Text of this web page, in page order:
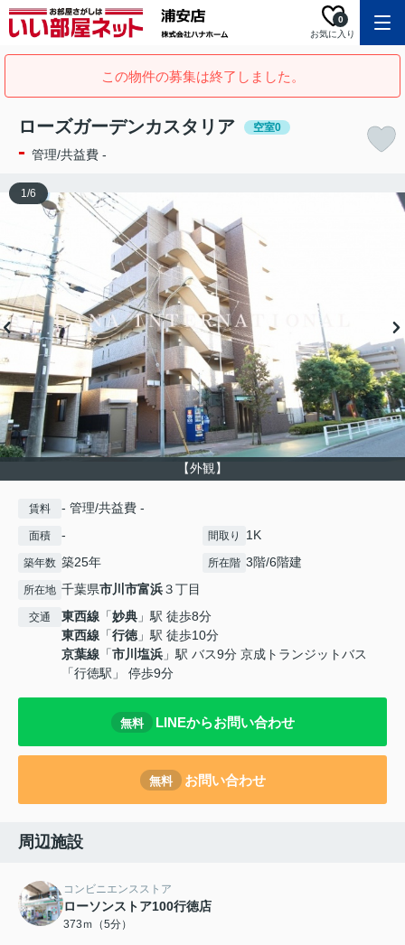
お気に入り
0
この物件の募集は終了しました。
ローズガーデンカスタリア 空室0
- 管理/共益費 -
【外観】
1/6
賃料 - 管理/共益費 -
面積 - 間取り 1K
築年数 築25年 所在階 3階/6階建
所在地 千葉県市川市富浜３丁目
交通 東西線 「妙典 」駅 徒歩8分
東西線 「行徳」駅 徒歩10分
京葉線 「市川塩浜 」駅 バス9分 京成トランジットバス
「行徳駅」 停歩9分
無料 LINEからお問い合わせ
無料 お問い合わせ
周辺施設
コンビニエンスストア
ローソンストア100行徳店
373ｍ（5分）